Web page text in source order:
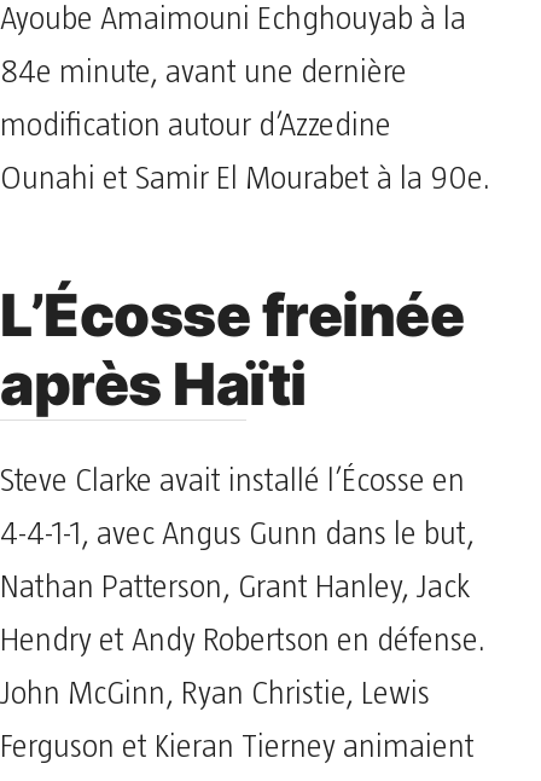
Ayoube Amaimouni Echghouyab à la
84e minute, avant une dernière
modification autour d’Azzedine
Ounahi et Samir El Mourabet à la 90e.
L’Écosse freinée
après Haïti
Steve Clarke avait installé l’Écosse en
4-4-1-1, avec Angus Gunn dans le but,
Nathan Patterson, Grant Hanley, Jack
Hendry et Andy Robertson en défense.
John McGinn, Ryan Christie, Lewis
Ferguson et Kieran Tierney animaient